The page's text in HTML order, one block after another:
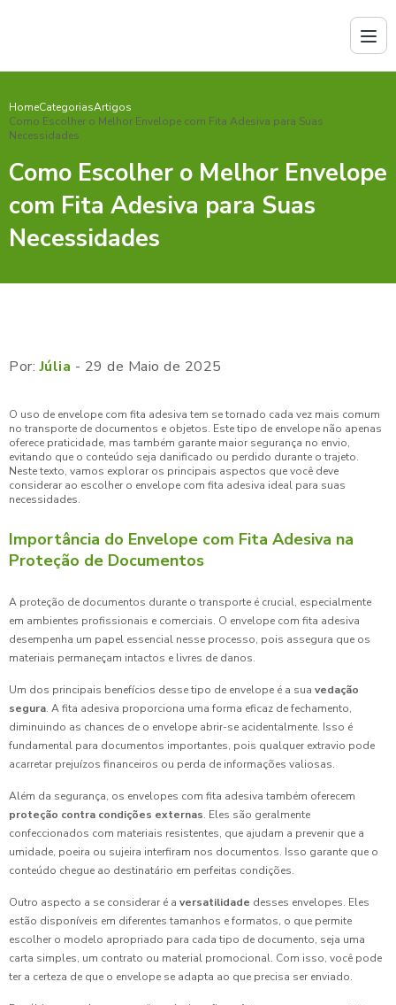
HomeCategoriasArtigos
Como Escolher o Melhor Envelope com Fita Adesiva para Suas
Necessidades
Como Escolher o Melhor Envelope
com Fita Adesiva para Suas
Necessidades
Por:Júlia - 29 de Maio de 2025
O uso de envelope com fita adesiva tem se tornado cada vez mais comum
no transporte de documentos e objetos. Este tipo de envelope não apenas
oferece praticidade, mas também garante maior segurança no envio,
evitando que o conteúdo seja danificado ou perdido durante o trajeto.
Neste texto, vamos explorar os principais aspectos que você deve
considerar ao escolher o envelope com fita adesiva ideal para suas
necessidades.
Importância do Envelope com Fita Adesiva na
Proteção de Documentos
A proteção de documentos durante o transporte é crucial, especialmente
em ambientes profissionais e comerciais. O envelope com fita adesiva
desempenha um papel essencial nesse processo, pois assegura que os
materiais permaneçam intactos e livres de danos.
Um dos principais benefícios desse tipo de envelope é a sua vedação
segura. A fita adesiva proporciona uma forma eficaz de fechamento,
diminuindo as chances de o envelope abrir-se acidentalmente. Isso é
fundamental para documentos importantes, pois qualquer extravio pode
acarretar prejuízos financeiros ou perda de informações valiosas.
Além da segurança, os envelopes com fita adesiva também oferecem
proteção contra condições externas. Eles são geralmente
confeccionados com materiais resistentes, que ajudam a prevenir que a
umidade, poeira ou sujeira interfiram nos documentos. Isso garante que o
conteúdo chegue ao destinatário em perfeitas condições.
Outro aspecto a se considerar é a versatilidade desses envelopes. Eles
estão disponíveis em diferentes tamanhos e formatos, o que permite
escolher o modelo apropriado para cada tipo de documento, seja uma
carta simples, um contrato ou material promocional. Com isso, você pode
ter a certeza de que o envelope se adapta ao que precisa ser enviado.